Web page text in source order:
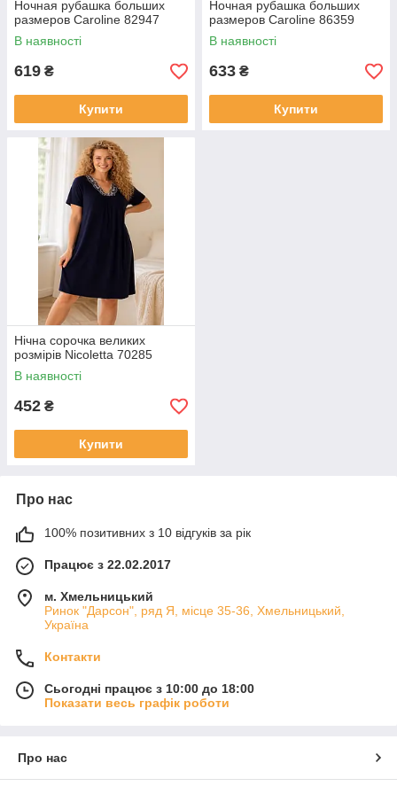
Ночная рубашка больших
размеров Caroline 82947
В наявності
619 ₴
Купити
Ночная рубашка больших
размеров Caroline 86359
В наявності
633 ₴
Купити
Нічна сорочка великих
розмірів Nicoletta 70285
В наявності
452 ₴
Купити
Про нас
100% позитивних з 10 відгуків за рік
Працює з 22.02.2017
м. Хмельницький
Ринок "Дарсон", ряд Я, місце 35-36, Хмельницький,
Україна
Контакти
Сьогодні працює з 10:00 до 18:00
Показати весь графік роботи
Про нас